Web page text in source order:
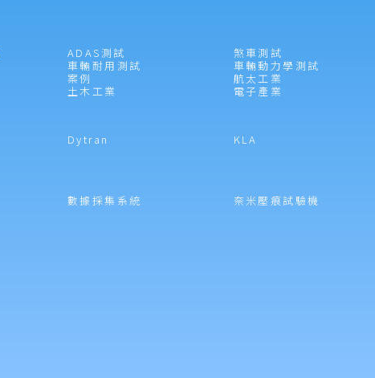
ADAS測試
煞車測試
車輛耐用測試
車輛動力學測試
案例
航太工業
土木工業 電子產業
Dytran
KLA
數據採集系統
奈米壓痕試驗機